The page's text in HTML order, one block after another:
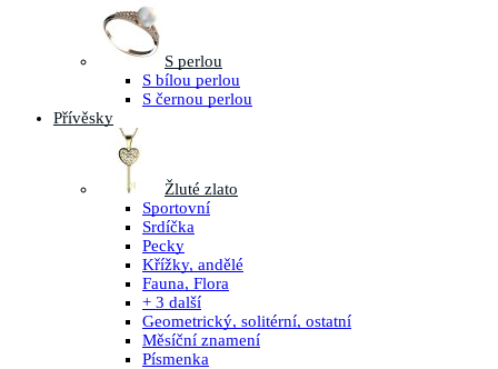
S perlou
S bílou perlou
S černou perlou
Přívěsky
Žluté zlato
Sportovní
Srdíčka
Pecky
Křížky, andělé
Fauna, Flora
+ 3 další
Geometrický, solitérní, ostatní
Měsíční znamení
Písmenka